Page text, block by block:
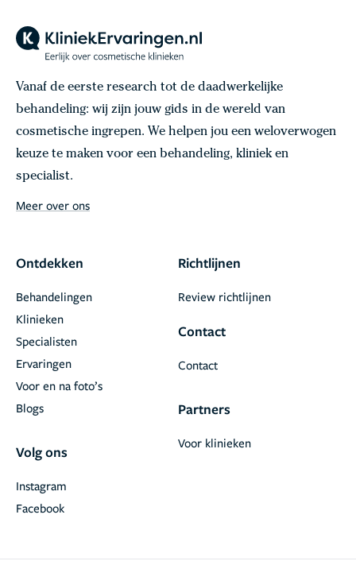
Vanaf de eerste research tot de daadwerkelijke
behandeling: wij zijn jouw gids in de wereld van
cosmetische ingrepen. We helpen jou een weloverwogen
keuze te maken voor een behandeling, kliniek en
specialist.
Meer over ons
Ontdekken
Behandelingen
Klinieken
Specialisten
Ervaringen
Voor en na foto’s
Blogs
Volg ons
Facebook
Instagram
Richtlijnen
Review richtlijnen
Contact
Contact
Partners
Voor klinieken